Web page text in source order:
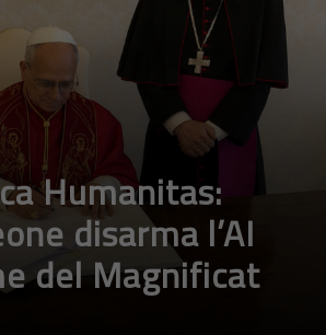
Humanitas:
disarma l’AI
del Magnificat